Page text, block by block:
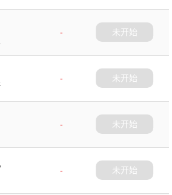
-
未开始
-
未开始
-
未开始
-
未开始